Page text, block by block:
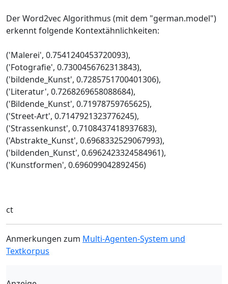
Der Word2vec Algorithmus (mit dem "german.model")
erkennt folgende Kontextähnlichkeiten:
('Malerei', 0.7541240453720093),
('Fotografie', 0.7300456762313843),
('bildende_Kunst', 0.7285751700401306),
('Literatur', 0.7268269658088684),
('Bildende_Kunst', 0.71978759765625),
('Street-Art', 0.7147921323776245),
('Strassenkunst', 0.7108437418937683),
('Abstrakte_Kunst', 0.6968332529067993),
('bildenden_Kunst', 0.6962423324584961),
('Kunstformen', 0.696099042892456)
ct
Anmerkungen zum Multi-Agenten-System und
Textkorpus